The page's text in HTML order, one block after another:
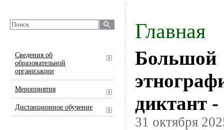
Главная
Большой
диктант -
31 октября
Сведения об
образовательной
организации
Мероприятия
Дистанционное обучение